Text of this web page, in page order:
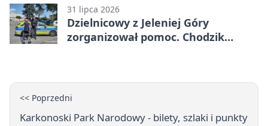
31 lipca 2026
Dzielnicowy z Jeleniej Góry
zorganizował pomoc. Chodzik
<< Poprzedni
Karkonoski Park Narodowy - bilety, szlaki i punkty